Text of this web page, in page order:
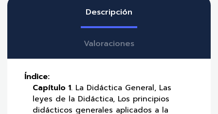
Descripción
Valoraciones
Índice:
Capítulo 1. La Didáctica General, Las
leyes de la Didáctica, Los principios
didácticos generales aplicados a la